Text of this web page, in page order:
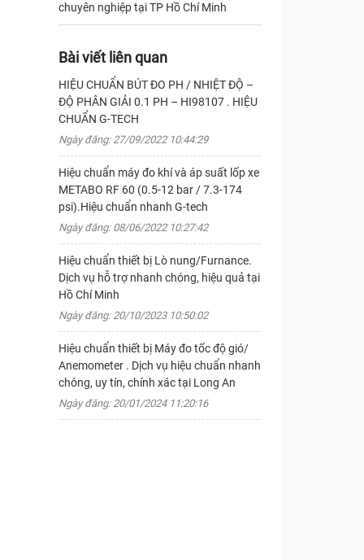
chuyên nghiệp tại TP Hồ Chí Minh
Bài viết liên quan
HIỆU CHUẨN BÚT ĐO PH / NHIỆT ĐỘ –
ĐỘ PHÂN GIẢI 0.1 PH – HI98107 . HIỆU
CHUẨN G-TECH
Ngày đăng: 27/09/2022 10:44:29
Hiệu chuẩn máy đo khí và áp suất lốp xe
METABO RF 60 (0.5-12 bar / 7.3-174
psi).Hiệu chuẩn nhanh G-tech
Ngày đăng: 08/06/2022 10:27:42
Hiệu chuẩn thiết bị Lò nung/Furnance.
Dịch vụ hỗ trợ nhanh chóng, hiệu quả tại
Hồ Chí Minh
Ngày đăng: 20/10/2023 10:50:02
Hiệu chuẩn thiết bị Máy đo tốc độ gió/
Anemometer . Dịch vụ hiệu chuẩn nhanh
chóng, uy tín, chính xác tại Long An
Ngày đăng: 20/01/2024 11:20:16